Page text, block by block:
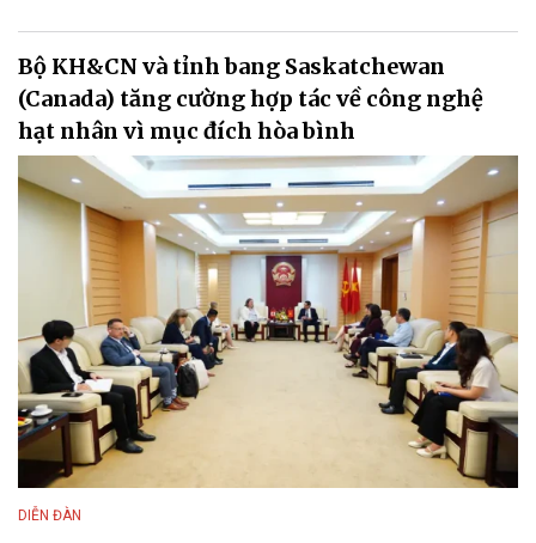
Bộ KH&CN và tỉnh bang Saskatchewan
(Canada) tăng cường hợp tác về công nghệ
hạt nhân vì mục đích hòa bình
DIỄN ĐÀN